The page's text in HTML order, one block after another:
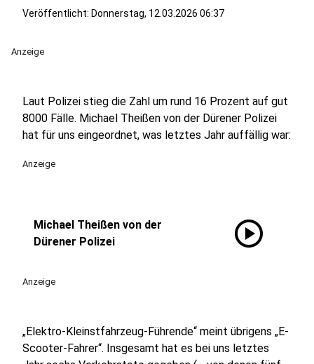
Veröffentlicht: Donnerstag, 12.03.2026 06:37
Anzeige
Laut Polizei stieg die Zahl um rund 16 Prozent auf gut
8000 Fälle. Michael Theißen von der Dürener Polizei
hat für uns eingeordnet, was letztes Jahr auffällig war:
Anzeige
Michael Theißen von der
Dürener Polizei
play_circle
Anzeige
„Elektro-Kleinstfahrzeug-Führende“ meint übrigens „E-
Scooter-Fahrer“. Insgesamt hat es bei uns letztes